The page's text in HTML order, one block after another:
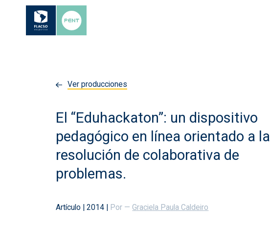
Ver producciones
El “Eduhackaton”: un dispositivo
pedagógico en línea orientado a la
resolución de colaborativa de
problemas.
Artículo |2014 | Por — Graciela Paula Caldeiro